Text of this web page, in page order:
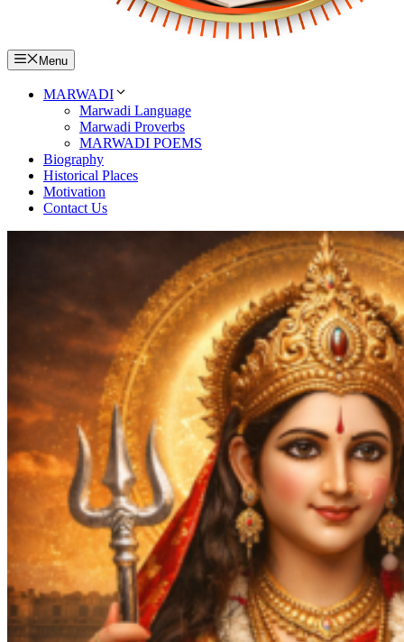
Menu
MARWADI
Marwadi Language
Marwadi Proverbs
MARWADI POEMS
Biography
Historical Places
Motivation
Contact Us